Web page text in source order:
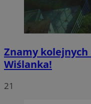
Znamy
Wiślanka!
21